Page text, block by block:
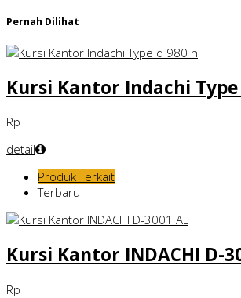
Pernah Dilihat
Kursi Kantor Indachi Type
Rp
detail
Produk Terkait
Terbaru
Kursi Kantor INDACHI D-
Rp